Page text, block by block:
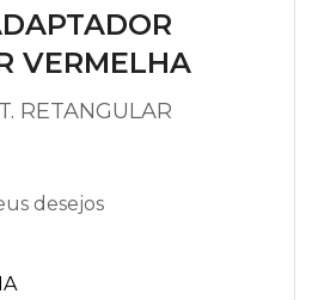
VERMELHA
RETANGULAR
desejos